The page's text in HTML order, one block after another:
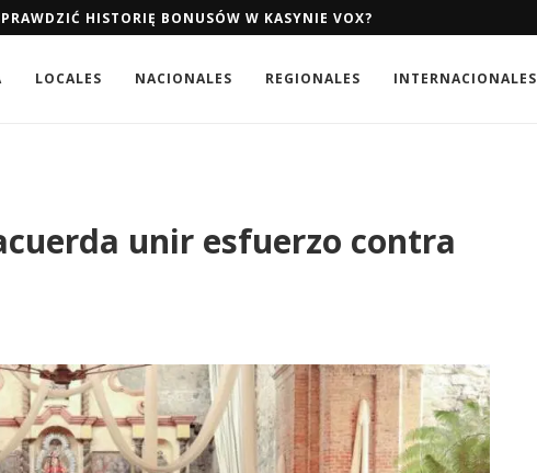
HISTORIĘ BONUSÓW W KASYNIE VOX?
LOCALES NACIONALES REGIONALES INTERNACIONALES
unir esfuerzo contra